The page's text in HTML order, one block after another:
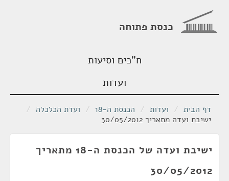
כנסת פתוחה
ח"כים וסיעות
ועדות
דף הבית / ועדות / הכנסת ה-18 / ועדת הכלכלה /
ישיבת ועדה מתאריך 30/05/2012
ישיבת ועדה של הכנסת ה-18 מתאריך
30/05/2012